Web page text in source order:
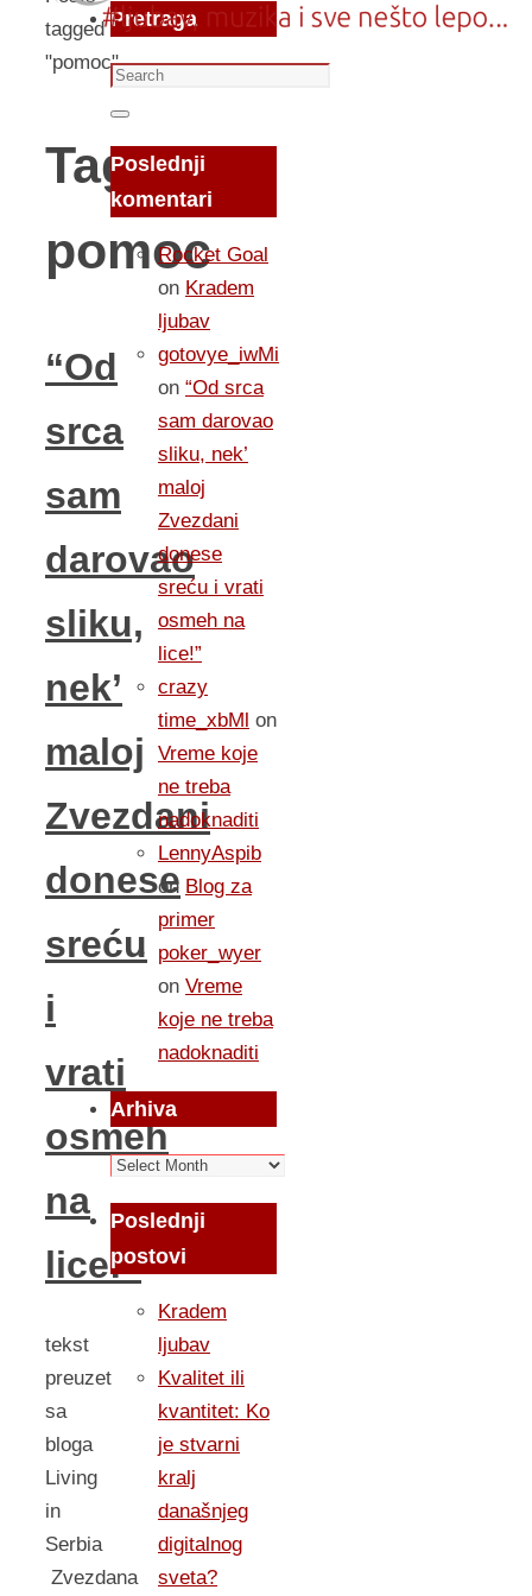
tagged
"pomoc"
Tag:
pomoc
“Od
srca
sam
darovao
sliku,
nek’
maloj
Zvezdani
donese
sreću
i
vrati
osmeh
na
lice!”
tekst
preuzet
sa
bloga
Living
in
Serbia
Zvezdana
Pretraga
Search
for:
Search
Poslednji
komentari
Rocket Goal
on Kradem
ljubav
gotovye_iwMi
on “Od srca
sam darovao
sliku, nek’
maloj
Zvezdani
donese
sreću i vrati
osmeh na
lice!”
crazy
time_xbMl on
Vreme koje
ne treba
nadoknaditi
LennyAspib
on Blog za
primer
poker_wyer
on Vreme
koje ne treba
nadoknaditi
Arhiva
Arhiva
Poslednji
postovi
Kradem
ljubav
Kvalitet ili
kvantitet: Ko
je stvarni
kralj
današnjeg
digitalnog
sveta?